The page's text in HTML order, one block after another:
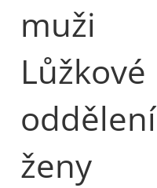
muži
Lůžkové
oddělení
ženy